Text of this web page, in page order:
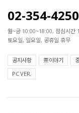
02-354-4250
월~금 10:00~18:00, 점심시간
토요일, 일요일, 공휴일 휴무
공지사항 茶이야기
PC VER.